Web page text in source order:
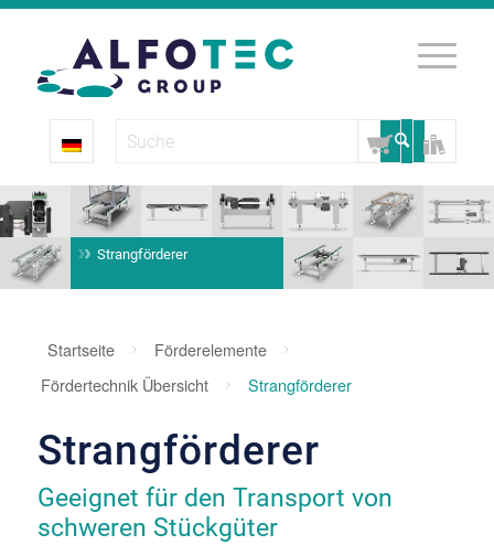
Strangförderer
Startseite
Förderelemente
Fördertechnik Übersicht
Strangförderer
Strangförderer
Geeignet für den Transport von
schweren Stückgüter